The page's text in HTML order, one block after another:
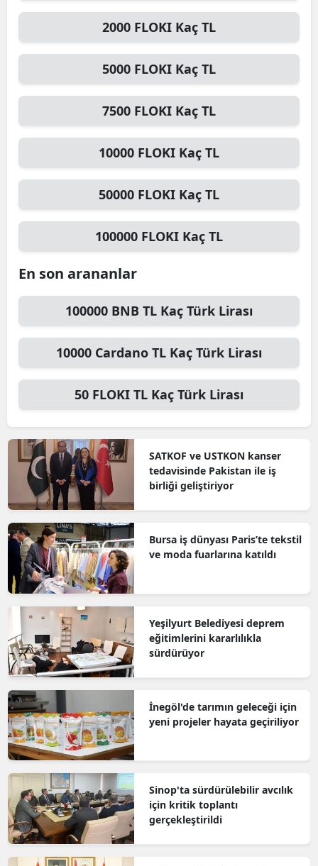
2000 FLOKI Kaç TL
5000 FLOKI Kaç TL
7500 FLOKI Kaç TL
10000 FLOKI Kaç TL
50000 FLOKI Kaç TL
100000 FLOKI Kaç TL
En son arananlar
100000 BNB TL Kaç Türk Lirası
10000 Cardano TL Kaç Türk Lirası
50 FLOKI TL Kaç Türk Lirası
SATKOF ve USTKON kanser
tedavisinde Pakistan ile iş
birliği geliştiriyor
Bursa iş dünyası Paris’te tekstil
ve moda fuarlarına katıldı
Yeşilyurt Belediyesi deprem
eğitimlerini kararlılıkla
sürdürüyor
İnegöl'de tarımın geleceği için
yeni projeler hayata geçiriliyor
Sinop'ta sürdürülebilir avcılık
için kritik toplantı
gerçekleştirildi